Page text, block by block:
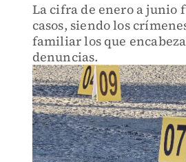
La cifra de enero a junio
casos, siendo los
familiar los que
denuncias.